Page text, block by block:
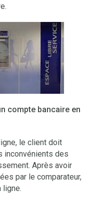
compte bancaire en
le client doit
inconvénients des
Après avoir
par le comparateur,
ligne.